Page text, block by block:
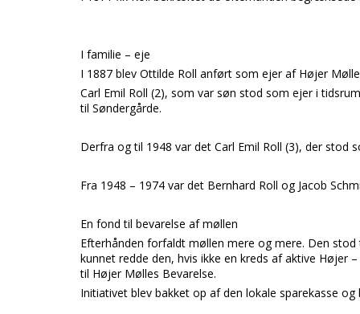
I familie – eje
I 1887 blev Ottilde Roll anført som ejer af Højer
Carl Emil Roll (2), som var søn stod som ejer i
til Søndergårde.
Derfra og til 1948 var det Carl Emil Roll (3), der stod
Fra 1948 – 1974 var det Bernhard Roll og Jacob
En fond til bevarelse af møllen
Efterhånden forfaldt møllen mere og mere. Den stod
kunnet redde den, hvis ikke en kreds af aktive Højer
til Højer Mølles Bevarelse.
Initiativet blev bakket op af den lokale sparekasse